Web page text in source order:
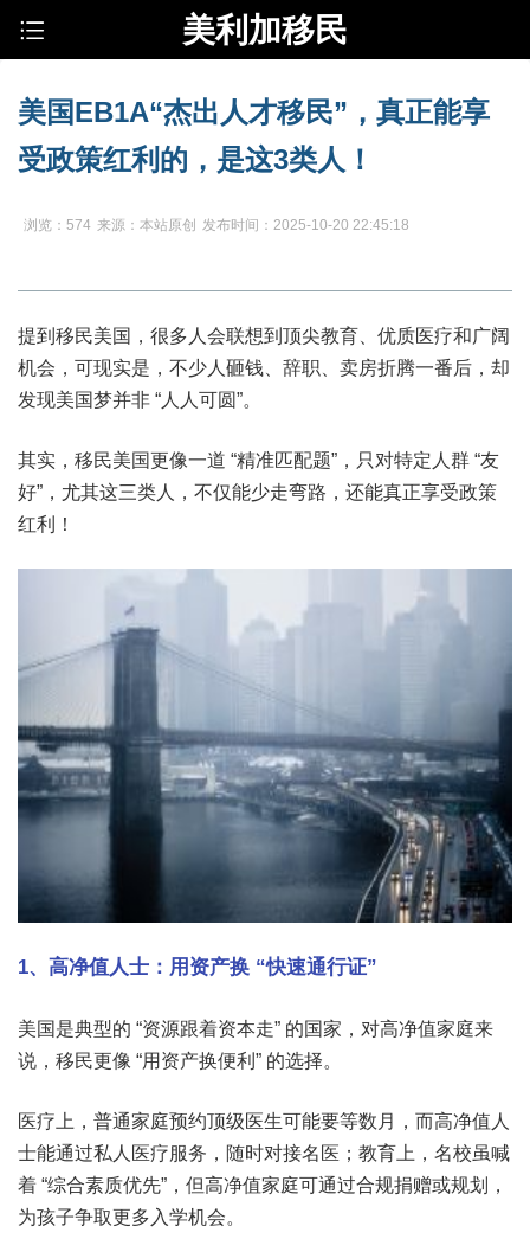
美利加移民
美国EB1A“杰出人才移民”，真正能享
受政策红利的，是这3类人！
浏览：574 来源：本站原创 发布时间：2025-10-20 22:45:18
提到移民美国，很多人会联想到顶尖教育、优质医疗和广阔
机会，可现实是，不少人砸钱、辞职、卖房折腾一番后，却
发现美国梦并非 “人人可圆”。
其实，移民美国更像一道 “精准匹配题”，只对特定人群 “友
好”，尤其这三类人，不仅能少走弯路，还能真正享受政策
红利！
1、高净值人士：用资产换 “快速通行证”
美国是典型的 “资源跟着资本走” 的国家，对高净值家庭来
说，移民更像 “用资产换便利” 的选择。
医疗上，普通家庭预约顶级医生可能要等数月，而高净值人
士能通过私人医疗服务，随时对接名医；教育上，名校虽喊
着 “综合素质优先”，但高净值家庭可通过合规捐赠或规划，
为孩子争取更多入学机会。